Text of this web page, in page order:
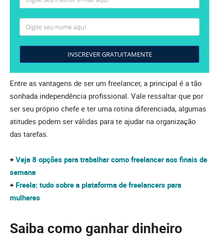
INSCREVER GRATUITAMENTE
Entre as vantagens de ser um freelancer, a principal é a tão
sonhada independência profissional. Vale ressaltar que por
ser seu próprio chefe e ter uma rotina diferenciada, algumas
atitudes podem ser válidas para te ajudar na organização
das tarefas.
+ Veja 8 opções para trabalhar como freelancer aos finais de
semana
+ Freela: tudo sobre a plataforma de freelancers para
mulheres
Saiba como ganhar dinheiro